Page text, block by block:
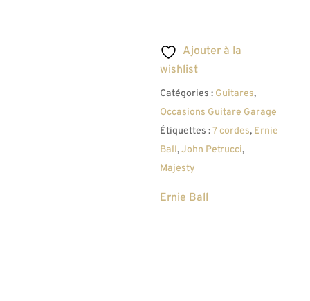
Ajouter à la
wishlist
Catégories : Guitares,
Occasions Guitare Garage
Étiquettes :7 cordes, Ernie
Ball,John Petrucci,
Majesty
Ernie Ball